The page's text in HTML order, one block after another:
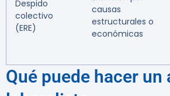
Despido
colectivo
(ERE)
causas
estructurales o
económicas
Qué puede hacer un